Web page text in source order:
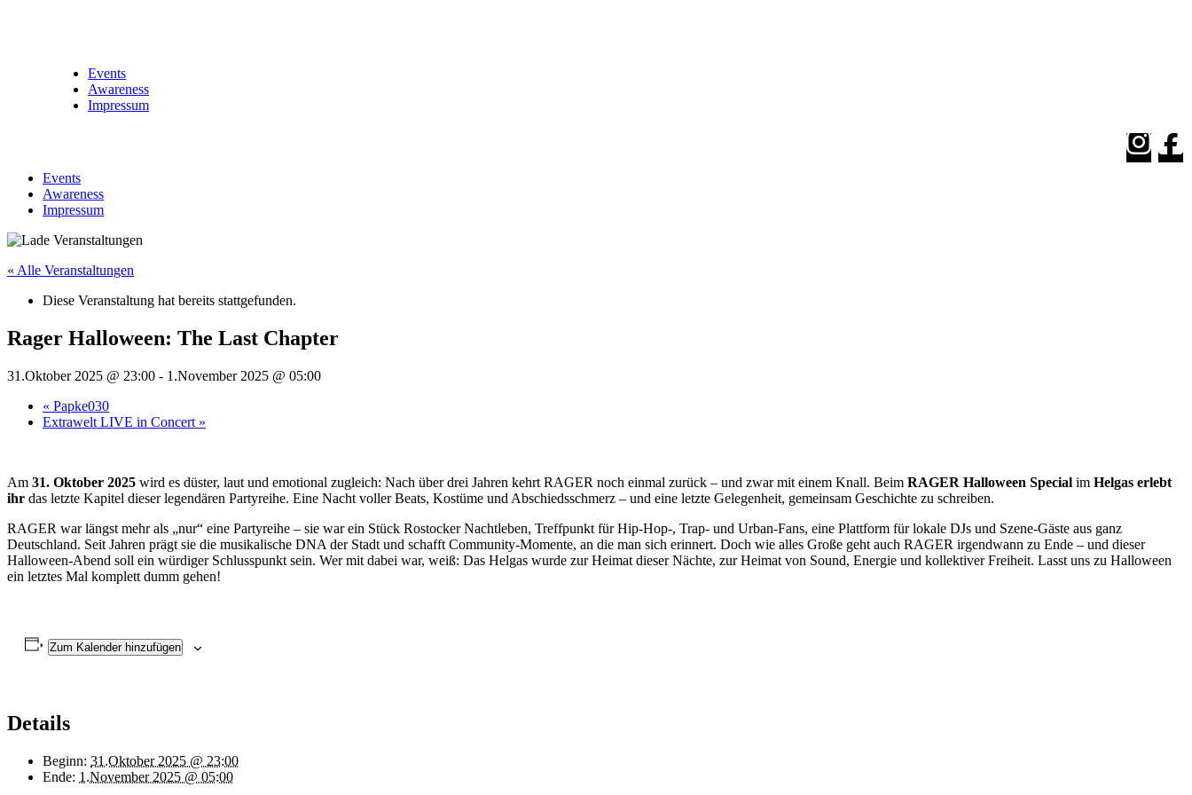
Events
Awareness
Impressum
Events
Awareness
Impressum
« Alle Veranstaltungen
Diese Veranstaltung hat bereits stattgefunden.
Rager Halloween: The Last Chapter
31.Oktober 2025 @ 23:00 - 1.November 2025 @ 05:00
« Papke030
Extrawelt LIVE in Concert »
Am 31. Oktober 2025 wird es düster, laut und emotional zugleich: Nach über drei Jahren kehrt RAGER noch einmal zurück – und zwar mit einem Knall. Beim RAGER Halloween Special im Helgas erlebt
ihr das letzte Kapitel dieser legendären Partyreihe. Eine Nacht voller Beats, Kostüme und Abschiedsschmerz – und eine letzte Gelegenheit, gemeinsam Geschichte zu schreiben.
RAGER war längst mehr als „nur“ eine Partyreihe – sie war ein Stück Rostocker Nachtleben, Treffpunkt für Hip-Hop-, Trap- und Urban-Fans, eine Plattform für lokale DJs und Szene-Gäste aus ganz
Deutschland. Seit Jahren prägt sie die musikalische DNA der Stadt und schafft Community-Momente, an die man sich erinnert. Doch wie alles Große geht auch RAGER irgendwann zu Ende – und dieser
Halloween-Abend soll ein würdiger Schlusspunkt sein. Wer mit dabei war, weiß: Das Helgas wurde zur Heimat dieser Nächte, zur Heimat von Sound, Energie und kollektiver Freiheit. Lasst uns zu Halloween
ein letztes Mal komplett dumm gehen!
Zum Kalender hinzufügen
Details
Beginn: 31.Oktober 2025 @ 23:00
Ende: 1.November 2025 @ 05:00